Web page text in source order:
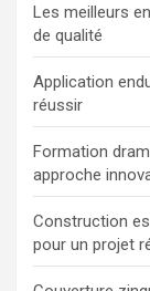
Les meilleurs
de qualité
Application
réussir
Formation
approche
Construction
pour un projet